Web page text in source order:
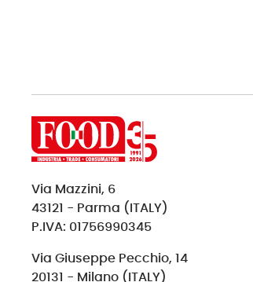
Via Mazzini, 6
43121 - Parma (ITALY)
P.IVA: 01756990345
Via Giuseppe Pecchio, 14
20131 - Milano (ITALY)